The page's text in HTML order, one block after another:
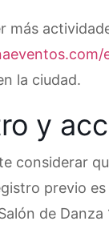
más
la ciudad.
y
considerar
previo
de